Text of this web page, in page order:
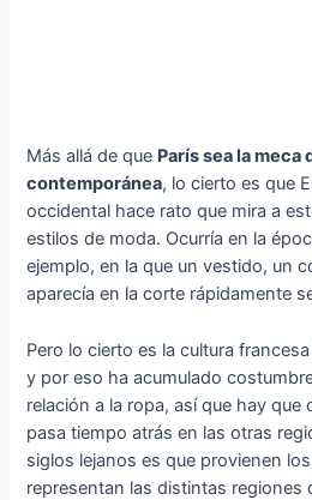
Más allá de que París sea la meca
contemporánea, lo cierto es que
occidental hace rato que mira a
estilos de moda. Ocurría en la
ejemplo, en la que un vestido, un
aparecía en la corte rápidamente
Pero lo cierto es la cultura
y por eso ha acumulado
relación a la ropa, así que hay que
pasa tiempo atrás en las otras
siglos lejanos es que provienen
representan las distintas regiones